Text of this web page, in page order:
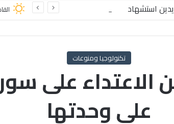
استشهاد
تكنولوجيا ومنوعات
الاعتداء على
على وحدتها